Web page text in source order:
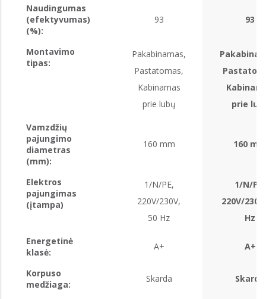
Naudingumas
(efektyvumas)
(%):
93 93
Montavimo
tipas:
Pakabinamas,
Pastatomas,
Kabinamas
prie lubų
prie
Vamzdžių
pajungimo
diametras
(mm):
160 mm 160 mm
Elektros
pajungimas
(įtampa)
1/N/PE,
220V/230V,
50 Hz
1/N/PE,
220V/
Hz
Energetinė
klasė:
A+ A+
Korpuso
medžiaga:
Skarda Skarda